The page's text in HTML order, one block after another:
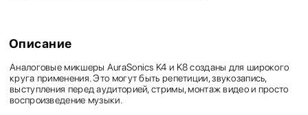
Описание
Аналоговые микшеры AuraSonics K4 и K8 созданы для широкого
круга применения. Это могут быть репетиции, звукозапись,
выступления перед аудиторией, стримы, монтаж видео и просто
воспроизведение музыки.